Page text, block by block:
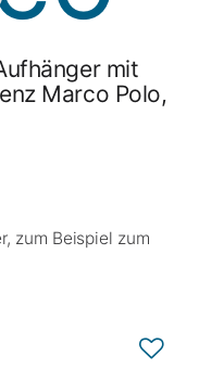
mit
Marco Polo,
zum Beispiel zum